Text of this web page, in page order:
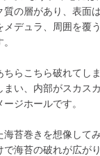
の層があり、表面
デュラ、周囲を覆
らこちら破れてし
い、内部がスカス
ジホールです。
苔巻きを想像して
海苔の破れが広が